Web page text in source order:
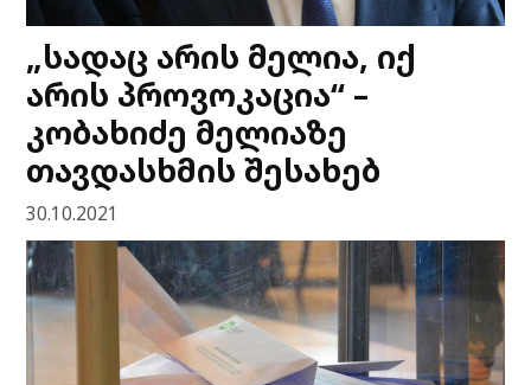
„სადაც არის მელია, იქ
არის პროვოკაცია“ –
კობახიძე მელიაზე
თავდასხმის შესახებ
30.10.2021